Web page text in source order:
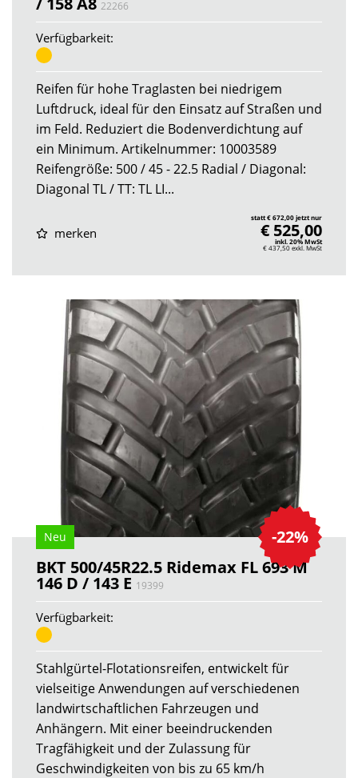
22266
Verfügbarkeit:
Reifen für hohe Traglasten bei niedrigem
Luftdruck, ideal für den Einsatz auf Straßen und
im Feld. Reduziert die Bodenverdichtung auf
ein Minimum. Artikelnummer: 10003589
Reifengröße: 500 / 45 - 22.5 Radial / Diagonal:
Diagonal TL / TT: TL LI...
merken
statt € 672,00 jetzt nur
€ 525,00
inkl. 20% MwSt
€ 437,50exkl. MwSt
-22%
Neu
BKT 500/45R22.5 Ridemax FL 693 M
146 D / 143 E 19399
Verfügbarkeit:
Stahlgürtel-Flotationsreifen, entwickelt für
vielseitige Anwendungen auf verschiedenen
landwirtschaftlichen Fahrzeugen und
Anhängern. Mit einer beeindruckenden
Tragfähigkeit und der Zulassung für
Geschwindigkeiten von bis zu 65 km/h